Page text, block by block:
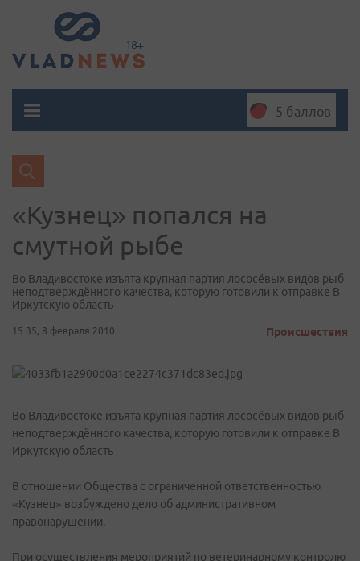
5 баллов
«Кузнец» попался на
смутной рыбе
Во Владивостоке изъята крупная партия лососёвых видов рыб
неподтверждённого качества, которую готовили к отправке В
Иркутскую область
15:35, 8 февраля 2010 Происшествия
Во Владивостоке изъята крупная партия лососёвых видов рыб
неподтверждённого качества, которую готовили к отправке В
Иркутскую область
В отношении Общества с ограниченной ответственностью
«Кузнец» возбуждено дело об административном
правонарушении.
При осуществления мероприятий по ветеринарному контролю